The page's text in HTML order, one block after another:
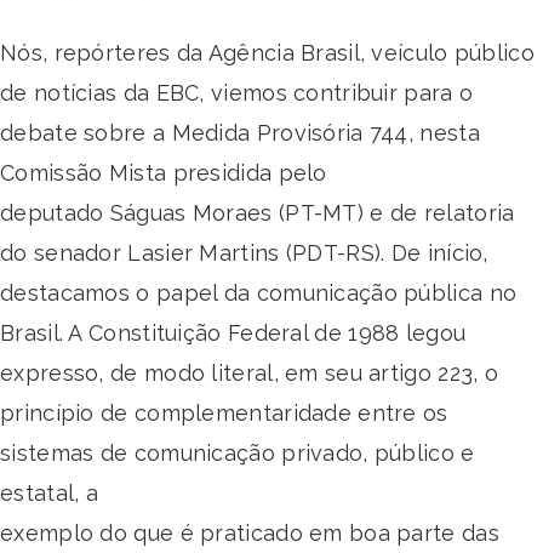
Nós, repórteres da Agência Brasil, veículo público
de notícias da EBC, viemos contribuir para o
debate sobre a Medida Provisória 744, nesta
Comissão Mista presidida pelo
deputado Ságuas Moraes (PT-MT) e de relatoria
do senador Lasier Martins (PDT-RS). De início,
destacamos o papel da comunicação pública no
Brasil. A Constituição Federal de 1988 legou
expresso, de modo literal, em seu artigo 223, o
princípio de complementaridade entre os
sistemas de comunicação privado, público e
estatal, a
exemplo do que é praticado em boa parte das